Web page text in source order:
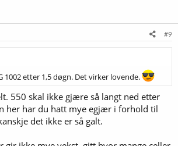
#9
1002 etter 1,5 døgn. Det virker lovende.
550 skal ikke gjære så langt ned etter
her har du hatt mye egjær i forhold til
det ikke er så galt.